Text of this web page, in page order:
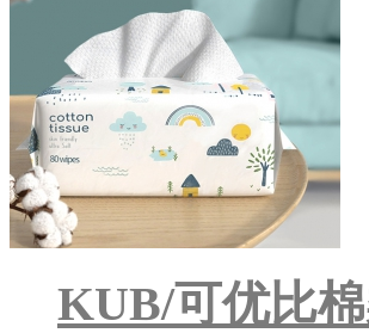
KUB/可优比